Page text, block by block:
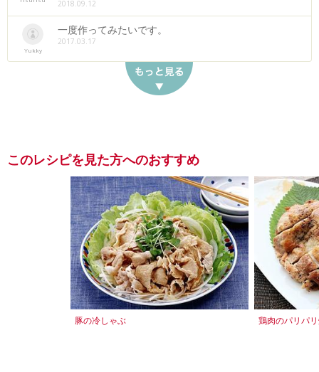
2018.09.12
Yukky
一度作ってみたいです。
2017.03.17
このレシピを見た方へのおすすめ
豚の冷しゃぶ 鶏肉のパリパ